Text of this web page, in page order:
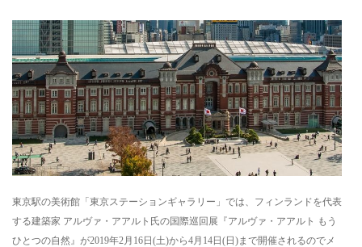
東京駅の美術館「東京ステーションギャラリー」では、フィンランドを代表
する建築家 アルヴァ・アアルト氏の国際巡回展『アルヴァ・アアルト もう
ひとつの自然』が2019年2月16日(土)から4月14日(日)まで開催されるのでメ